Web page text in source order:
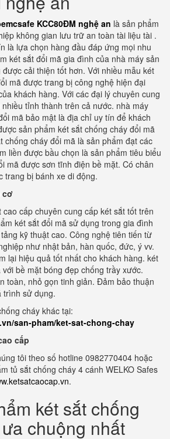
KCC80ĐM nghệ an là sản phẩm
không gian lưu trữ an toàn tài liệu tài .
là lựa chọn hàng đầu đáp ứng mọi nhu
két sắt đổi mã gia đình của nhà máy sản
cải thiện tốt hơn. Với nhiều mẫu két
mã được trang bị công nghệ hiện đại
khách hàng. Với các đại lý chuyên cung
tỉnh thành trên cả nước. nhà máy
mã bảo mật là địa chỉ uy tín để khách
sản phẩm két sắt chống cháy đổi mã
chống cháy đổi mã là sản phẩm đạt các
liền được bầu chọn là sản phẩm tiêu biểu
mã được sơn tĩnh điện bề mặt. Có chân
trang bị bánh xe di động.
cơ
cấp chuyên cung cấp két sắt tốt trên
két sắt đổi mã sử dụng trong gia đình
kỹ thuật cao. Công nghệ tiên tiến từ
như nhật bản, hàn quốc, đức, ý vv.
lại hiệu quả tốt nhất cho khách hàng. két
bề mặt bóng đẹp chống trầy xước.
toàn, nhỏ gọn tinh giản. Đảm bảo thuận
trình sử dụng.
cháy khác tại:
san-pham/ket-sat-chong-chay
cấp
tôi theo số hotline 0982770404 hoặc
tủ sắt chống cháy 4 cánh WELKO Safes
.
két sắt chống
chuộng nhất